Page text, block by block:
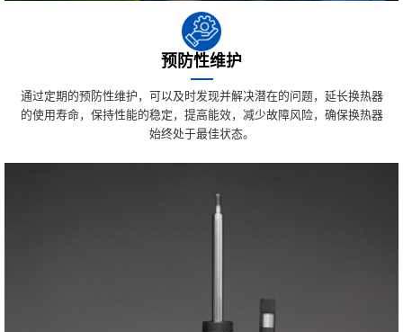
预防性维护
通过定期的预防性维护，可以及时发现并解决潜在的问题，延长换热器
的使用寿命，保持性能的稳定，提高能效，减少故障风险，确保换热器
始终处于最佳状态。